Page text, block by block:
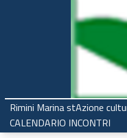
Regione Emilia-Romagna
Rimini Marina stAzione
CALENDARIO INCONTRI